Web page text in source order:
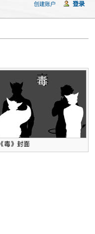
《毒》封面
创建账户 登录